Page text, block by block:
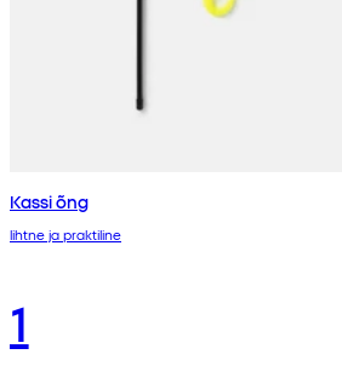
Kassi õng
lihtne ja praktiline
1